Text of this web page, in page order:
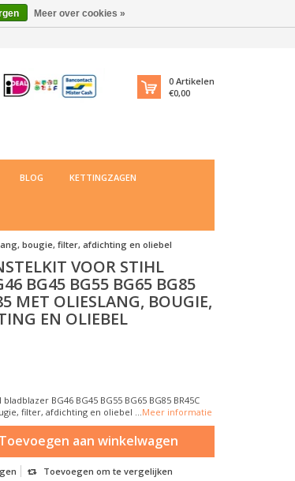
0 Artikelen
€0,00
BLOG KETTINGZAGEN
bougie, filter, afdichting en oliebel
VOOR STIHL
BG45 BG55 BG65 BG85
MET OLIESLANG, BOUGIE,
EN OLIEBEL
BG46 BG45 BG55 BG65 BG85 BR45C
filter, afdichting en oliebel ...Meer informatie
aan winkelwagen
Toevoegen om te vergelijken
Meer over cookies »